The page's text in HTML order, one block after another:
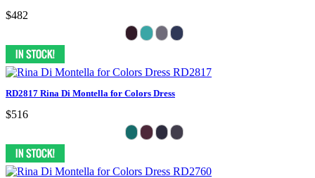
$482
RD2817 Rina Di Montella for Colors Dress
$516